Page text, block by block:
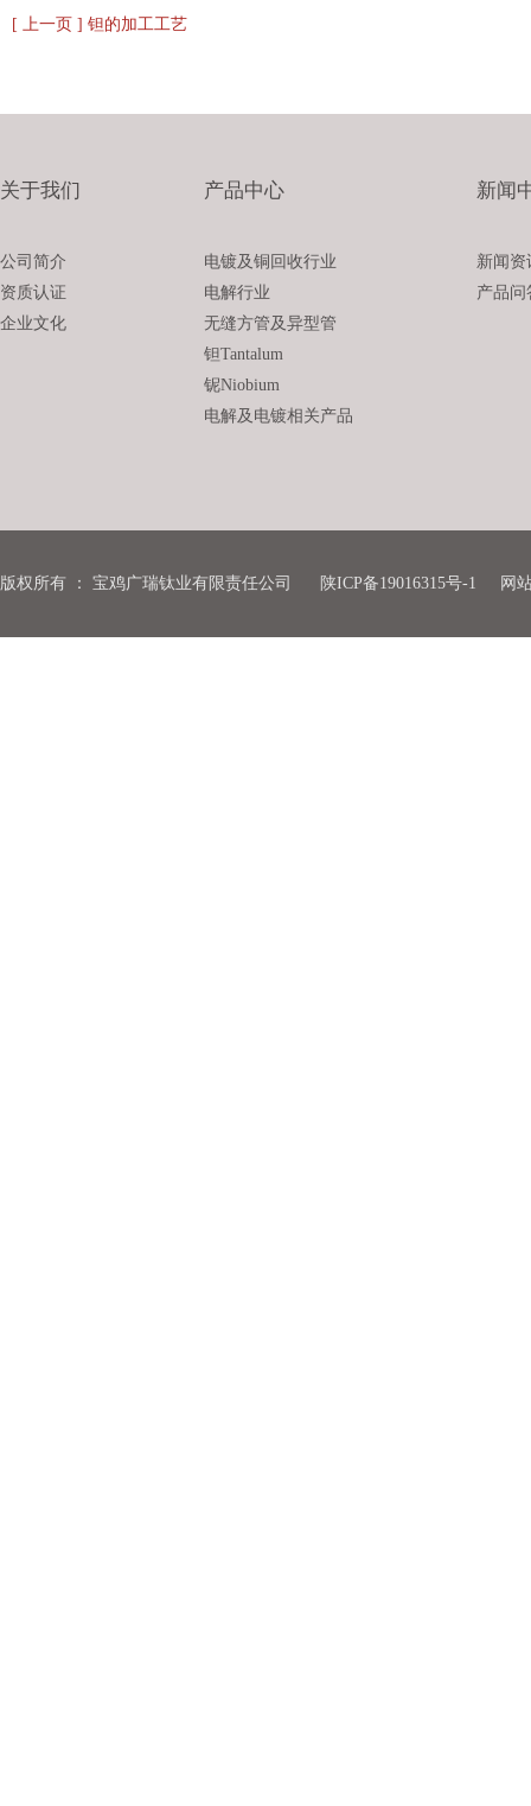
[ 上一页 ] 钽的加工工艺
关于我们
公司简介
资质认证
企业文化
产品中心
电镀及铜回收行业
电解行业
无缝方管及异型管
钽Tantalum
铌Niobium
电解及电镀相关产品
新闻
新闻资
产品问
版权所有 ： 宝鸡广瑞钛业有限责任公司 陕ICP备19016315号-1 网